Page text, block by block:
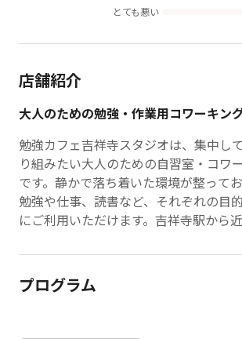
とても悪い
店舗紹介
大人のための勉強・作業用コワーキン
勉強カフェ吉祥寺スタジオは、集中し
り組みたい大人のための自習室・コワ
です。静かで落ち着いた環境が整って
勉強や仕事、読書など、それぞれの目
にご利用いただけます。吉祥寺駅から
適なデスクと空間で、あなたの学びと
たします。
HP： https://www.benkyo-cafe.net/
プログラム